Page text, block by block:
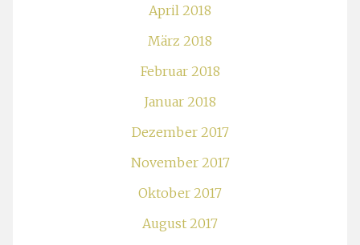
April 2018
März 2018
Februar 2018
Januar 2018
Dezember 2017
November 2017
Oktober 2017
August 2017